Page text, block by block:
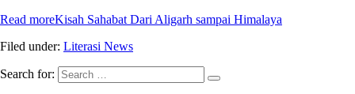
Read moreKisah Sahabat Dari Aligarh sampai Himalaya
Filed under: Literasi News
Search for: